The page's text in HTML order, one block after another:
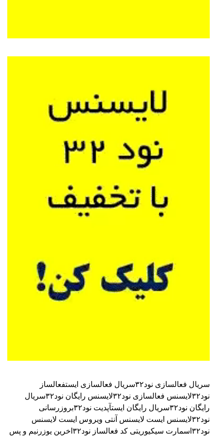
سریال فعالسازی نود۳۲ سریال فعالسازی ایستفعالساز
نود۳۲
لایسنس فعالسازی نود۳۲ لایسنس رایگان نود۳۲
سریال
رایگان نود۳۲
سریال رایگان ایستآپدیت نود۳۲
بروزرسانی
نود۳۲
لایسنس ایست لایسنس آنتی ویروس ایست لایسنس
نود۳۲اسمارت سیکیوریتی
کد فعالساز نود۳۲
اخرین یوزرنیم و پس